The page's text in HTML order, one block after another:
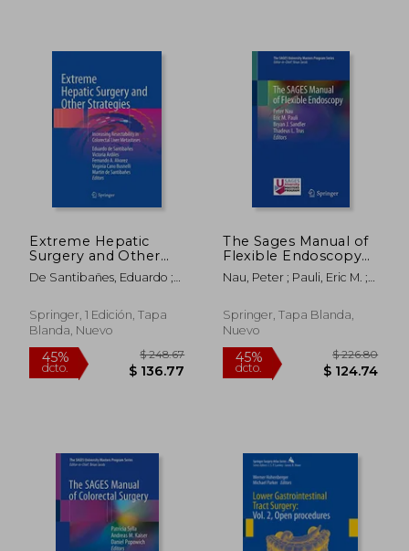
dcto.
Extreme Hepatic
Surgery and Other
Strategies: Increasing
Resectability in
Metastases (en
Inglés)
De Santibañes, Eduardo ;
Fernando A.
Springer, 1 Edición, Tapa
Blanda, Nuevo
The Sages Manual of
Flexible Endoscopy
(en Inglés)
Nau, Peter ; Pauli, Eric M. ;
Springer, Tapa Blanda,
Nuevo